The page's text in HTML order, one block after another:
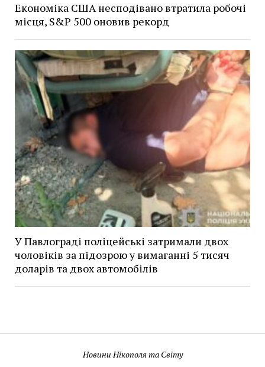
Економіка США несподівано втратила робочі
місця, S&P 500 оновив рекорд
У Павлограді поліцейські затримали двох
чоловіків за підозрою у вимаганні 5 тисяч
доларів та двох автомобілів
Новини Нікополя та Світу